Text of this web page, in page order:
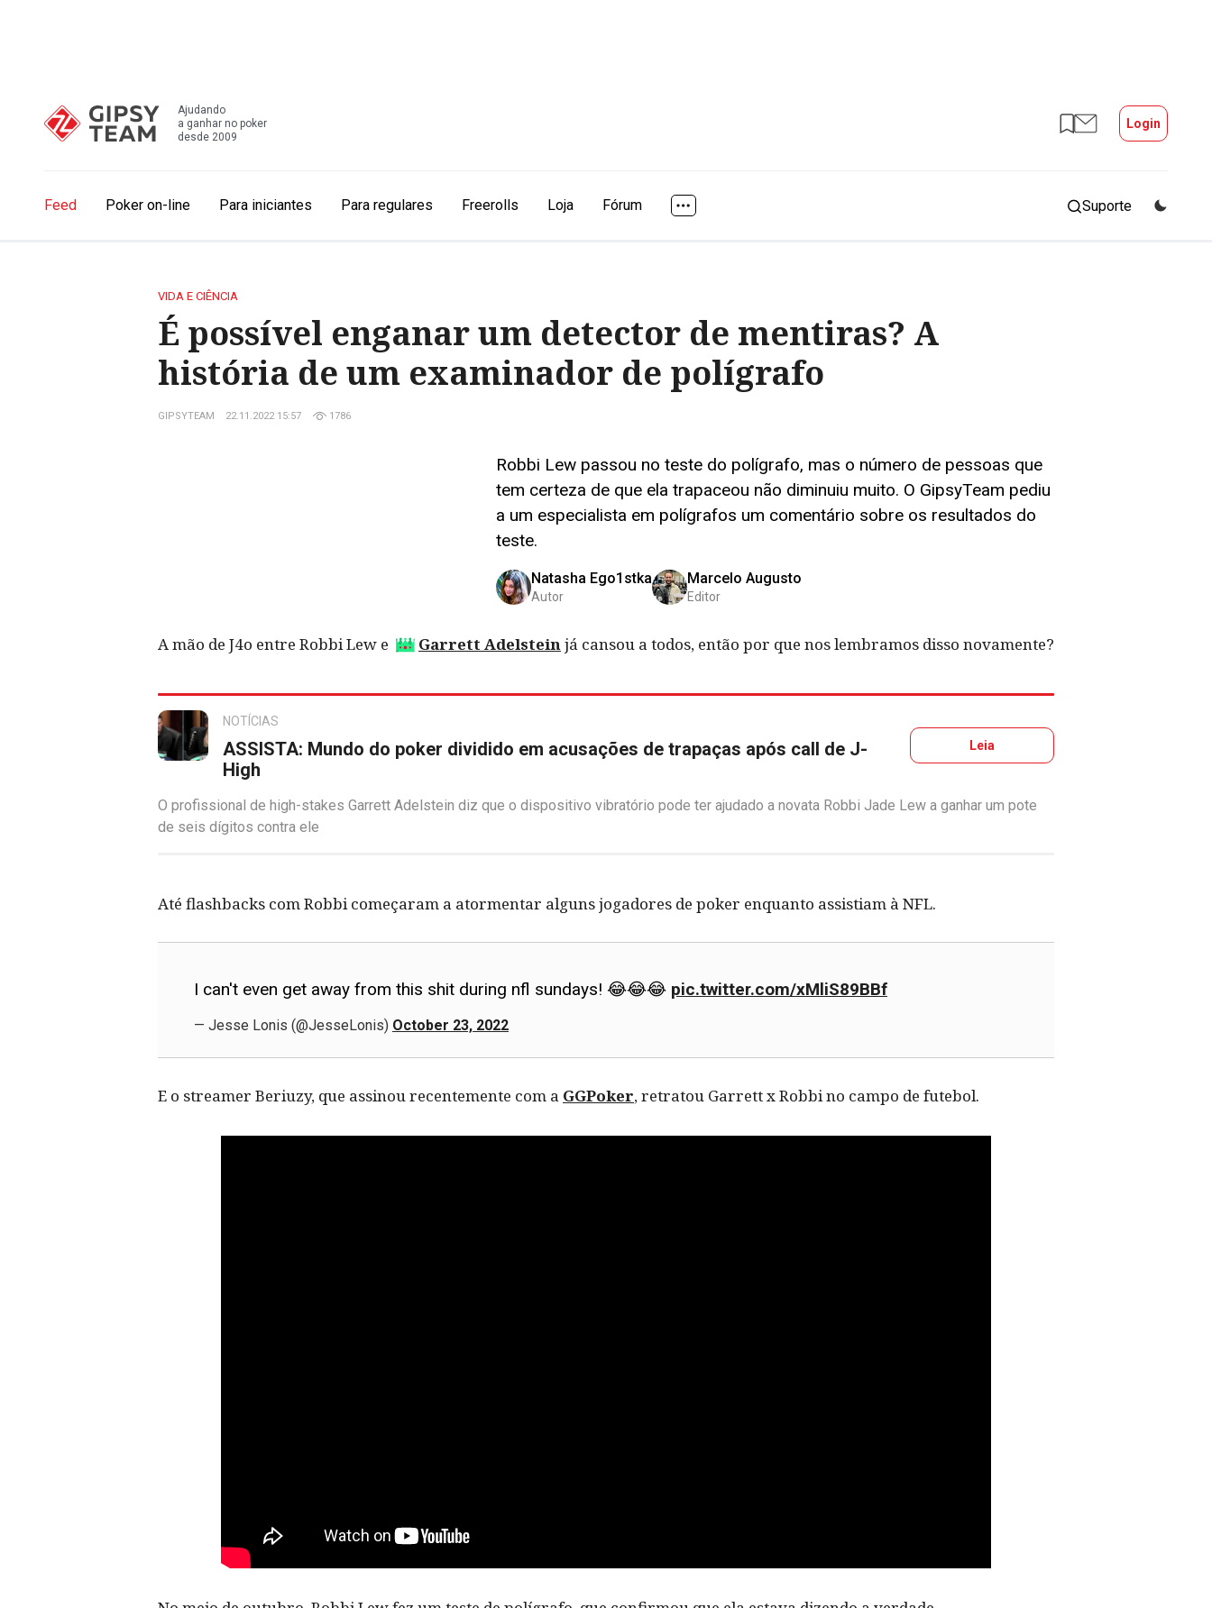
Ajudando
a ganhar no poker
desde 2009
Login
Feed Poker on-line Para iniciantes Para regulares Freerolls Loja Fórum Suporte
VIDA E CIÊNCIA
É possível enganar um detector de mentiras? A
história de um examinador de polígrafo
GIPSYTEAM 22.11.2022 15:57 1786
Robbi Lew passou no teste do polígrafo, mas o número de pessoas que
tem certeza de que ela trapaceou não diminuiu muito. O GipsyTeam pediu
a um especialista em polígrafos um comentário sobre os resultados do
teste.
Natasha Ego1stka
Autor
Marcelo Augusto
Editor
A mão de J4o entre Robbi Lew e Garrett Adelsteinjá cansou a todos, então por que nos lembramos disso novamente?
NOTÍCIAS
ASSISTA: Mundo do poker dividido em acusações de trapaças após call de J-
High
Leia
O profissional de high-stakes Garrett Adelstein diz que o dispositivo vibratório pode ter ajudado a novata Robbi Jade Lew a ganhar um pote
de seis dígitos contra ele
Até flashbacks com Robbi começaram a atormentar alguns jogadores de poker enquanto assistiam à NFL.
I can't even get away from this shit during nfl sundays! 😂😂😂 pic.twitter.com/xMliS89BBf
— Jesse Lonis (@JesseLonis) October 23, 2022
E o streamer Beriuzy, que assinou recentemente com a GGPoker, retratou Garrett x Robbi no campo de futebol.